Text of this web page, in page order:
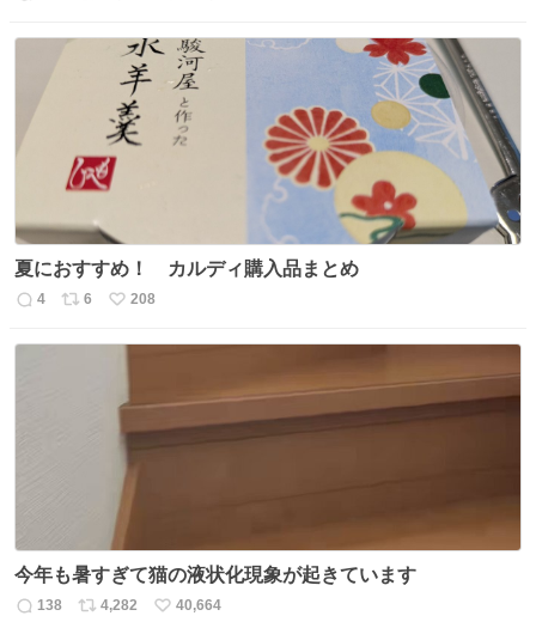
返
リ
い
ね
数
夏におすすめ！ カルディ購入品まとめ
返
4
リ
6
い
208
今年も暑すぎて猫の液状化現象が起きています
返
138
リ
4,282
い
40,664